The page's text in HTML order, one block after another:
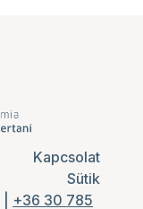
Kapcsolat
Sütik
+36 30 785